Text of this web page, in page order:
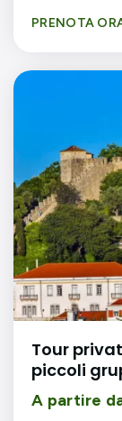
PRENOTA
Tour
piccoli
A partire